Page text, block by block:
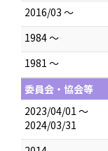
2016/03 ～
1984 ～
1981 ～
委員会・協会等
2023/04/01 ～
2024/03/31